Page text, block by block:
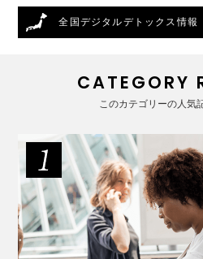
全国デジタルデトックス情報
CATEGORY
このカテゴリーの人気